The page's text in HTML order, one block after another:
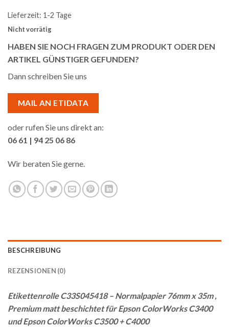
Lieferzeit: 1-2 Tage
Nicht vorrätig
HABEN SIE NOCH FRAGEN ZUM PRODUKT ODER DEN
ARTIKEL GÜNSTIGER GEFUNDEN?
Dann schreiben Sie uns
MAIL AN ETIDATA
oder rufen Sie uns direkt an:
06 61 | 94 25 06 86
Wir beraten Sie gerne.
BESCHREIBUNG
REZENSIONEN (0)
Etikettenrolle C33S045418 – Normalpapier 76mm x 35m ,
Premium matt beschichtet für Epson ColorWorks C3400
und Epson ColorWorks C3500 + C4000